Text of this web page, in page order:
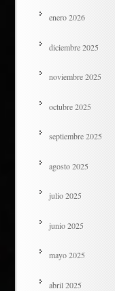
enero 2026
diciembre 2025
noviembre 2025
octubre 2025
septiembre 2025
agosto 2025
julio 2025
junio 2025
mayo 2025
abril 2025